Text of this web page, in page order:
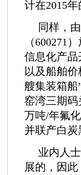
计在2015
同样，
（600271
信息化产
以及船舶
艘集装箱
窑湾三期码
万吨/年氟
并联产白炭
业内人
展的，因